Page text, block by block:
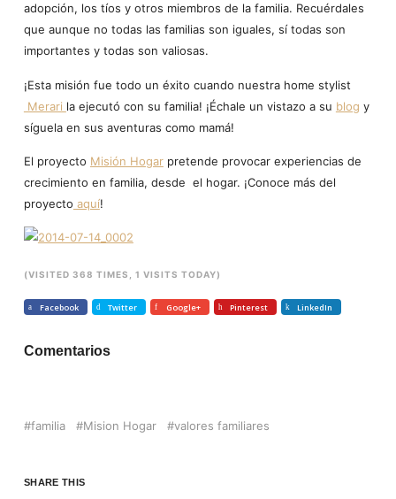
adopción, los tíos y otros miembros de la familia. Recuérdales
que aunque no todas las familias son iguales, sí todas son
importantes y todas son valiosas.
¡Esta misión fue todo un éxito cuando nuestra home stylist
Merari la ejecutó con su familia! ¡Échale un vistazo a su blog y
síguela en sus aventuras como mamá!
El proyecto Misión Hogarpretende provocar experiencias de
crecimiento en familia, desde el hogar. ¡Conoce más del
proyecto aquí!
(VISITED 368 TIMES, 1 VISITS TODAY)
Facebook Twitter Google+ Pinterest LinkedIn
Comentarios
familia Mision Hogar valores familiares
SHARE THIS